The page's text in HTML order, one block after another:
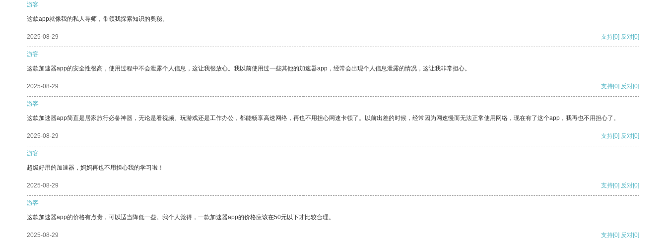
游客
这款app就像我的私人导师，带领我探索知识的奥秘。
2025-08-29 支持[0] 反对[0]
游客
这款加速器app的安全性很高，使用过程中不会泄露个人信息，这让我很放心。我以前使用过一些其他的加速器app，经常会出现个人信息泄露的情况，这让我非常担心。
2025-08-29 支持[0] 反对[0]
游客
这款加速器app简直是居家旅行必备神器，无论是看视频、玩游戏还是工作办公，都能畅享高速网络，再也不用担心网速卡顿了。以前出差的时候，经常因为网速慢而无法正常使用网络，现在有了这个app，我再也不用担心了。
2025-08-29 支持[0] 反对[0]
游客
超级好用的加速器，妈妈再也不用担心我的学习啦！
2025-08-29 支持[0] 反对[0]
游客
这款加速器app的价格有点贵，可以适当降低一些。我个人觉得，一款加速器app的价格应该在50元以下才比较合理。
2025-08-29 支持[0] 反对[0]